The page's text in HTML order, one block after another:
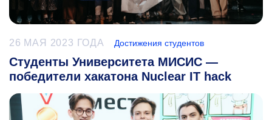
26 МАЯ 2023 ГОДА Достижения студентов
Студенты Университета МИСИС —
победители хакатона Nuclear IT hack